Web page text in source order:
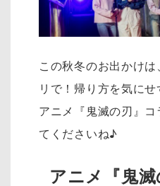
この秋冬のお出かけ
リで！帰り方を気に
アニメ『鬼滅の刃』
てくださいね♪
アニメ『鬼